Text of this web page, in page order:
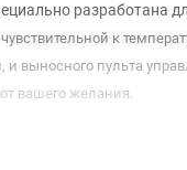
разработана
увствительной к
выносного пульта
вашего желания.